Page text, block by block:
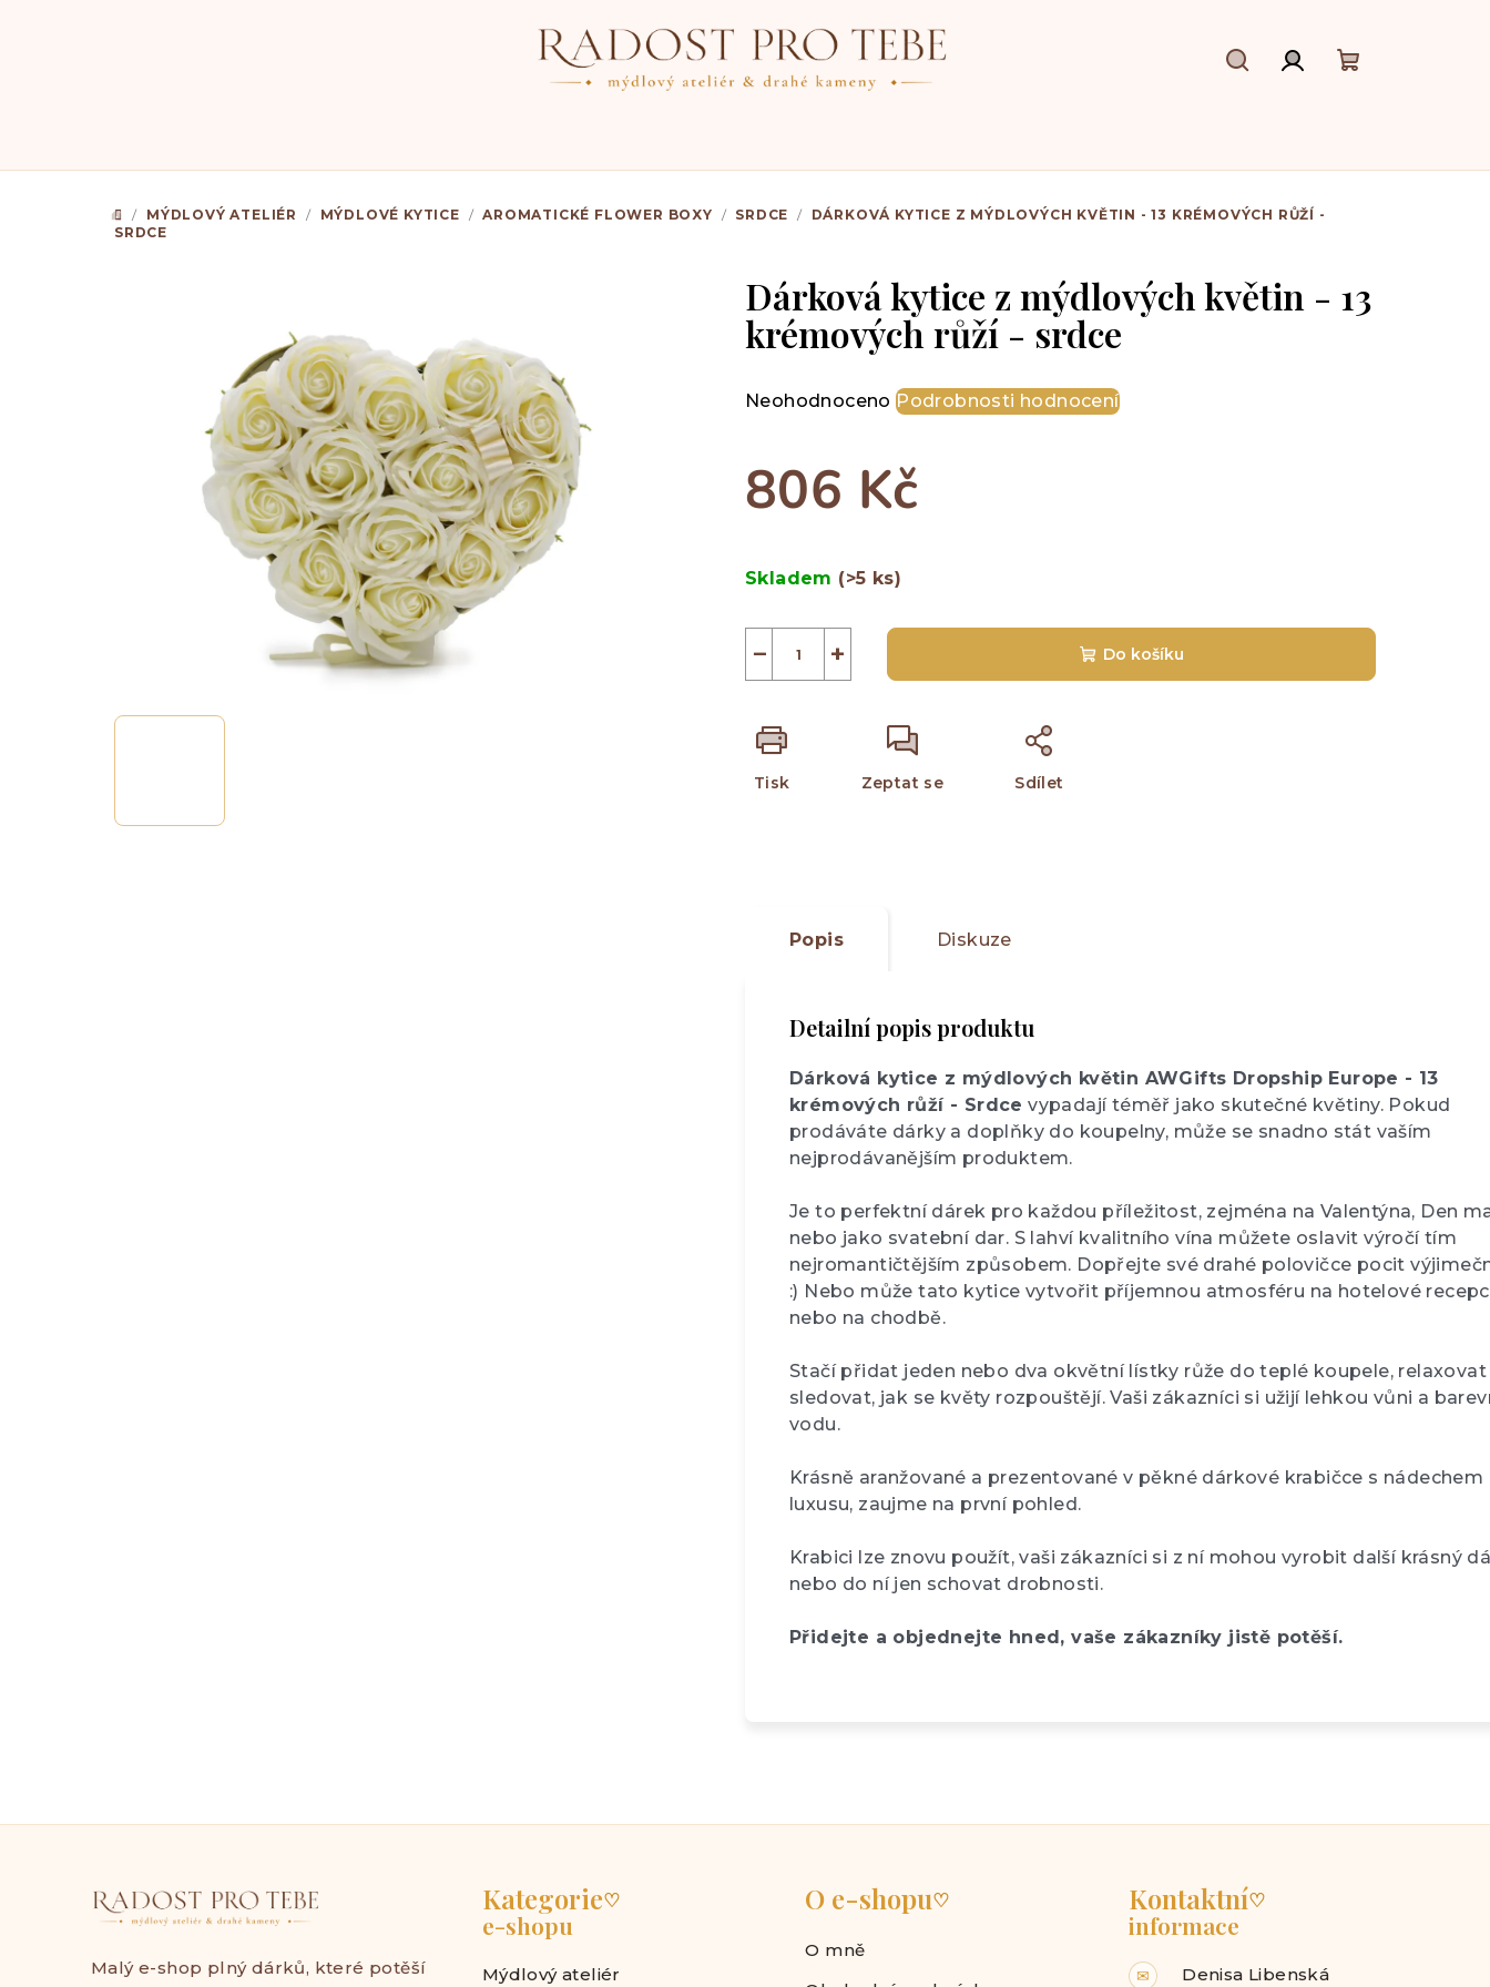
DOMŮ
/ MÝDLOVÝ ATELIÉR / MÝDLOVÉ KYTICE / AROMATICKÉ FLOWER BOXY / SRDCE /
DÁRKOVÁ KYTICE Z MÝDLOVÝCH KVĚTIN - 13 KRÉMOVÝCH RŮŽÍ -
SRDCE
Dárková kytice z mýdlových květin - 13
krémových růží - srdce
Průměrné
je
0,0
hvězdiček.
Neohodnoceno Podrobnosti hodnocení
806 Kč
cena:
Skladem (>5 ks)
+
− Do košíku
Tisk Zeptat se Sdílet
Popis Diskuze
Detailní popis produktu
Dárková kytice z mýdlových květin AWGifts Dropship Europe - 13
krémových růží - Srdce vypadají téměř jako skutečné květiny. Pokud
prodáváte dárky a doplňky do koupelny, může se snadno stát vaším
nejprodávanějším produktem.
Je to perfektní dárek pro každou příležitost, zejména na Valentýna, Den
nebo jako svatební dar. S lahví kvalitního vína můžete oslavit výročí tím
nejromantičtějším způsobem. Dopřejte své drahé polovičce pocit
:) Nebo může tato kytice vytvořit příjemnou atmosféru na hotelové
nebo na chodbě.
Stačí přidat jeden nebo dva okvětní lístky růže do teplé koupele, relaxovat
sledovat, jak se květy rozpouštějí. Vaši zákazníci si užijí lehkou vůni a
vodu.
Krásně aranžované a prezentované v pěkné dárkové krabičce s nádechem
luxusu, zaujme na první pohled.
Krabici lze znovu použít, vaši zákazníci si z ní mohou vyrobit další krásný
nebo do ní jen schovat drobnosti.
Přidejte a objednejte hned, vaše zákazníky jistě potěší.
Malý e-shop plný dárků, které potěší
Kategorie♡
e-shopu
Mýdlový ateliér
O e-shopu♡
O mně
Kontaktní♡
informace
✉ Denisa Libenská